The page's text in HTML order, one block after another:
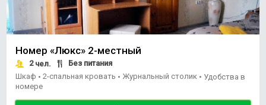
Номер «Люкс» 2-местный
2чел.
Без питания
Шкаф • 2-спальная кровать • Журнальный столик • Удобства в
номере